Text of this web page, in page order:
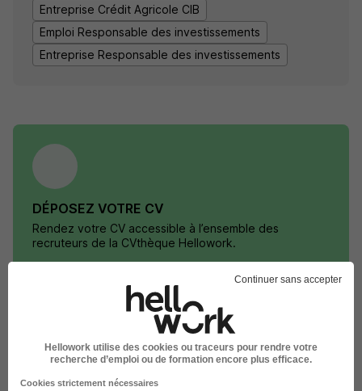
Entreprise Crédit Agricole CIB
Emploi Responsable des investissements
Entreprise Responsable des investissements
DÉPOSEZ VOTRE CV
Rendez votre CV accessible à l’ensemble des
recruteurs de la CVthèque Hellowork.
Rendre mon CV visibleContinuer sans accepter
Hellowork utilise des cookies ou traceurs pour rendre votre
recherche d’emploi ou de formation encore plus efficace.
Cookies strictement nécessaires